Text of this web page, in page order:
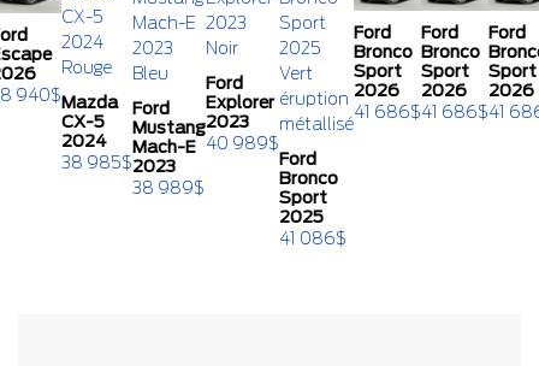
940$Mazda
CX-5
2024
38 985$
Ford
Mustang
Mach-E
2023
38 989$
Ford
Explorer
2023
40 989$
Ford
Bronco
Sport
2025
41 086$
Ford
Bronco
Sport
2026
41 686$
Ford
Bronco
Sport
2026
41 686$
Ford
Sport
2026
41